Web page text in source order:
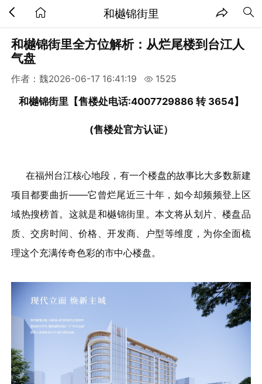
和樾锦街里
和樾锦街里全方位解析：从烂尾楼到台江人
气盘
作者：魏2026-06-17 16:41:19 1525
和樾锦街里 【售楼处电话:4007729886 转 3654】
(售楼处官方认证）
在福州台江核心地段，有一个楼盘的故事比大多数新建
项目都要曲折——它曾烂尾近三十年，如今却频频登上区
域热搜榜首。这就是和樾锦街里。本文将从划片、楼盘品
质、交房时间、价格、开发商、户型等维度，为你全面梳
理这个充满传奇色彩的市中心楼盘。